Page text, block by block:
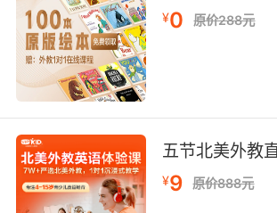
9. Mon frère et moi avons
à vous poser.
我和我的弟弟有几个问题想问您
10. Mais je pense que nous
successeur idéal.
但我觉得我们已经找到理想的继任
¥0 原价288元
五节北美外教
¥9 原价888元